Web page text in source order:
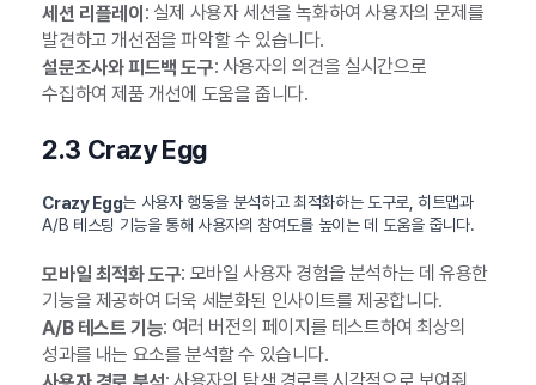
세션 리플레이 : 실제 사용자 세션을 녹화하여 사용자의 문제를
발견하고 개선점을 파악할 수 있습니다.
설문조사와 피드백 도구: 사용자의 의견을 실시간으로
수집하여 제품 개선에 도움을 줍니다.
2.3 Crazy Egg
Crazy Egg는 사용자 행동을 분석하고 최적화하는 도구로, 히트맵과
A/B 테스팅 기능을 통해 사용자의 참여도를 높이는 데 도움을 줍니다.
모바일 최적화 도구: 모바일 사용자 경험을 분석하는 데 유용한
기능을 제공하여 더욱 세분화된 인사이트를 제공합니다.
A/B 테스트 기능: 여러 버전의 페이지를 테스트하여 최상의
성과를 내는 요소를 분석할 수 있습니다.